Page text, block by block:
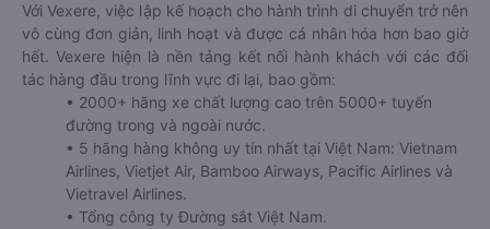
Với Vexere, việc lập kế hoạch cho hành trình di chuyển trở nên
vô cùng đơn giản, linh hoạt và được cá nhân hóa hơn bao giờ
hết. Vexere hiện là nền tảng kết nối hành khách với các đối
tác hàng đầu trong lĩnh vực đi lại, bao gồm:
• 2000+ hãng xe chất lượng cao trên 5000+ tuyến
đường trong và ngoài nước.
• 5 hãng hàng không uy tín nhất tại Việt Nam: Vietnam
Airlines, Vietjet Air, Bamboo Airways, Pacific Airlines và
Vietravel Airlines.
• Tổng công ty Đường sắt Việt Nam.